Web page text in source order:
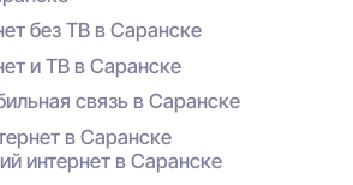
без ТВ в Саранске
и ТВ в Саранске
связь в Саранске
в Саранске
интернет в Саранске